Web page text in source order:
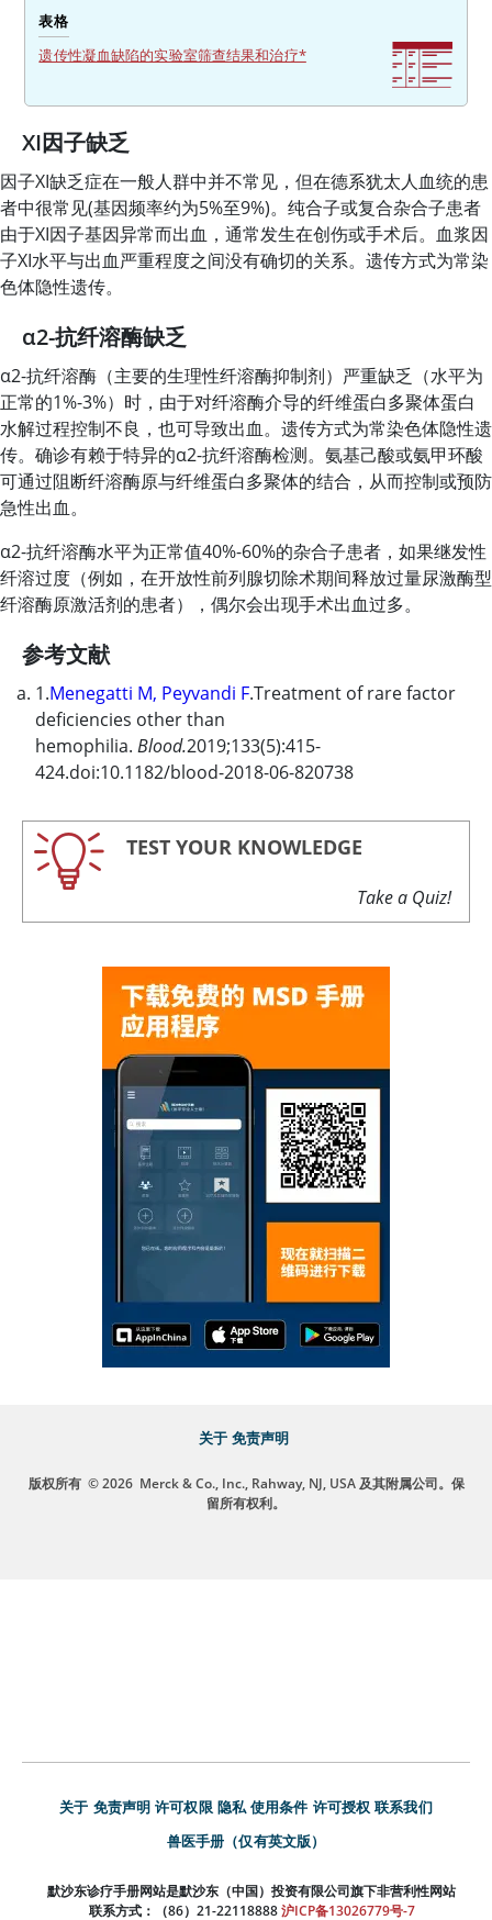
表格
遗传性凝血缺陷的实验室筛查结果和治疗*
XI因子缺乏
因子XI缺乏症在一般人群中并不常见，但在德系犹太人血统的患
者中很常见(基因频率约为5%至9%)。纯合子或复合杂合子患者
由于XI因子基因异常而出血，通常发生在创伤或手术后。血浆因
子XI水平与出血严重程度之间没有确切的关系。遗传方式为常染
色体隐性遗传。
α2-抗纤溶酶缺乏
α2-抗纤溶酶（主要的生理性纤溶酶抑制剂）严重缺乏（水平为
正常的1%-3%）时，由于对纤溶酶介导的纤维蛋白多聚体蛋白
水解过程控制不良，也可导致出血。遗传方式为常染色体隐性遗
传。确诊有赖于特异的α2-抗纤溶酶检测。氨基己酸或氨甲环酸
可通过阻断纤溶酶原与纤维蛋白多聚体的结合，从而控制或预防
急性出血。
α2-抗纤溶酶水平为正常值40%-60%的杂合子患者，如果继发性
纤溶过度（例如，在开放性前列腺切除术期间释放过量尿激酶型
纤溶酶原激活剂的患者），偶尔会出现手术出血过多。
参考文献
1.Menegatti M, Peyvandi F.Treatment of rare factor
deficiencies other than
hemophilia. Blood.2019;133(5):415-
424.doi:10.1182/blood-2018-06-820738
TEST YOUR KNOWLEDGE
Take a Quiz!
关于 免责声明
版权所有 © 2026 Merck & Co., Inc., Rahway, NJ, USA 及其附属公司。保
留所有权利。
关于 免责声明 许可权限 隐私 使用条件 许可授权 联系我们
兽医手册（仅有英文版）
默沙东诊疗手册网站是默沙东（中国）投资有限公司旗下非营利性网站
联系方式：（86）21-22118888 沪ICP备13026779号-7